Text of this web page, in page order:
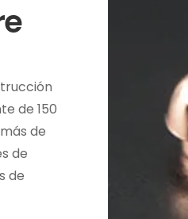
de 150
de
de
de